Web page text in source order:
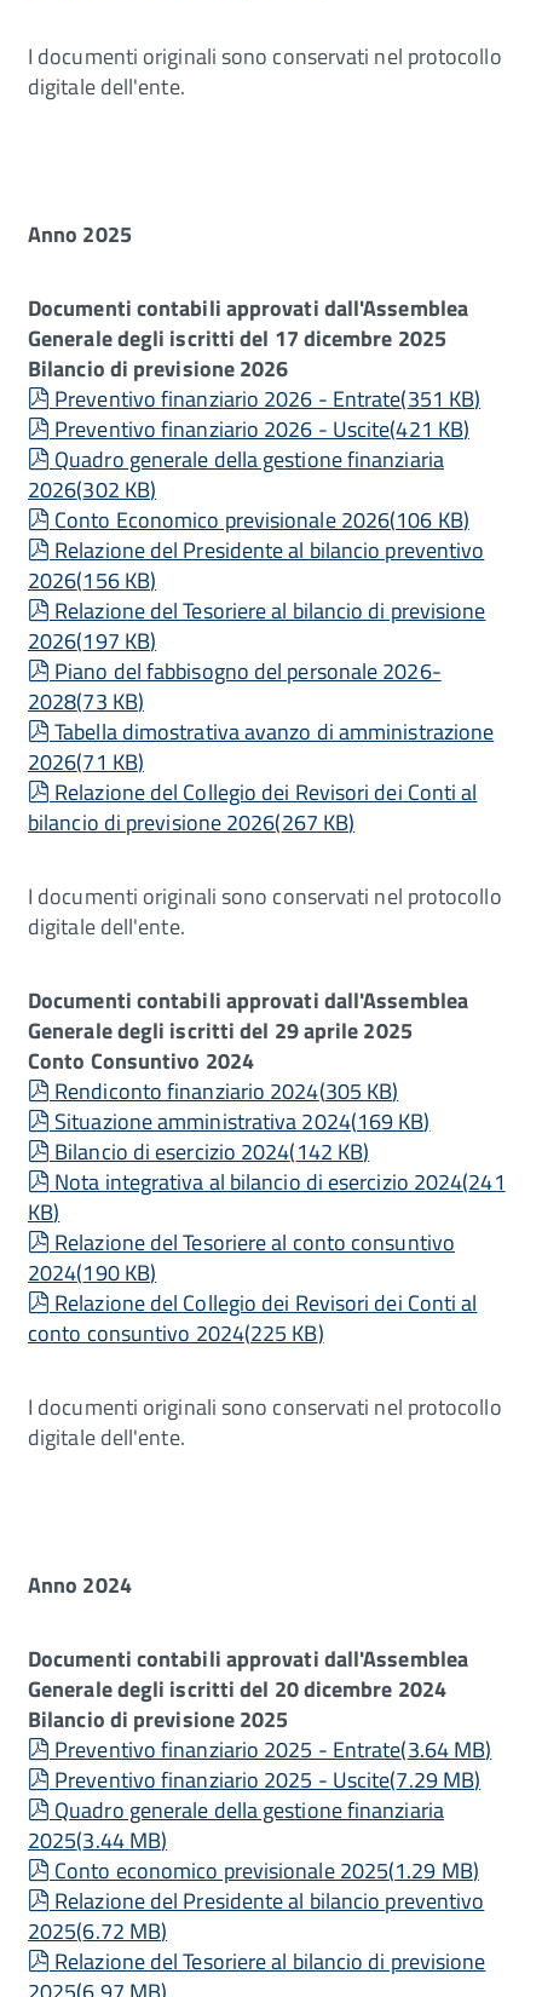
I documenti originali sono conservati nel protocollo
digitale dell'ente.
Anno 2025
Documenti contabili approvati dall'Assemblea
Generale degli iscritti del 17 dicembre 2025
Bilancio di previsione 2026
pdf
Preventivo finanziario 2026 - Entrate(351 KB)
pdf
Preventivo finanziario 2026 - Uscite(421 KB)
pdf
Quadro generale della gestione finanziaria
2026(302 KB)
pdf
Conto Economico previsionale 2026(106 KB)
pdf
Relazione del Presidente al bilancio preventivo
2026(156 KB)
pdf
Relazione del Tesoriere al bilancio di previsione
2026(197 KB)
pdf
Piano del fabbisogno del personale 2026-
2028(73 KB)
pdf
Tabella dimostrativa avanzo di amministrazione
2026(71 KB)
pdf
Relazione del Collegio dei Revisori dei Conti al
bilancio di previsione 2026(267 KB)
I documenti originali sono conservati nel protocollo
digitale dell'ente.
Documenti contabili approvati dall'Assemblea
Generale degli iscritti del 29 aprile 2025
Conto Consuntivo 2024
pdf
Rendiconto finanziario 2024(305 KB)
pdf
Situazione amministrativa 2024(169 KB)
pdf
Bilancio di esercizio 2024(142 KB)
pdf
Nota integrativa al bilancio di esercizio 2024(241
KB)
pdf
Relazione del Tesoriere al conto consuntivo
2024(190 KB)
pdf
Relazione del Collegio dei Revisori dei Conti al
conto consuntivo 2024(225 KB)
I documenti originali sono conservati nel protocollo
digitale dell'ente.
Anno 2024
Documenti contabili approvati dall'Assemblea
Generale degli iscritti del 20 dicembre 2024
Bilancio di previsione 2025
pdf
Preventivo finanziario 2025 - Entrate(3.64 MB)
pdf
Preventivo finanziario 2025 - Uscite(7.29 MB)
pdf
Quadro generale della gestione finanziaria
2025(3.44 MB)
pdf
Conto economico previsionale 2025(1.29 MB)
pdf
Relazione del Presidente al bilancio preventivo
2025(6.72 MB)
pdf
Relazione del Tesoriere al bilancio di previsione